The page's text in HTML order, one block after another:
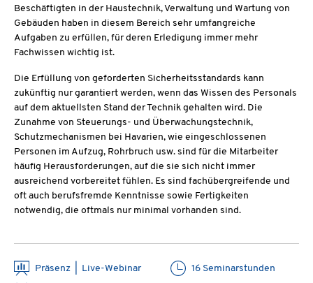
Beschäftigten in der Haustechnik, Verwaltung und Wartung von
Gebäuden haben in diesem Bereich sehr umfangreiche
Aufgaben zu erfüllen, für deren Erledigung immer mehr
Fachwissen wichtig ist.
Die Erfüllung von geforderten Sicherheitsstandards kann
zukünftig nur garantiert werden, wenn das Wissen des Personals
auf dem aktuellsten Stand der Technik gehalten wird. Die
Zunahme von Steuerungs- und Überwachungstechnik,
Schutzmechanismen bei Havarien, wie eingeschlossenen
Personen im Aufzug, Rohrbruch usw. sind für die Mitarbeiter
häufig Herausforderungen, auf die sie sich nicht immer
ausreichend vorbereitet fühlen. Es sind fachübergreifende und
oft auch berufsfremde Kenntnisse sowie Fertigkeiten
notwendig, die oftmals nur minimal vorhanden sind.
Präsenz | Live-Webinar
16 Seminarstunden